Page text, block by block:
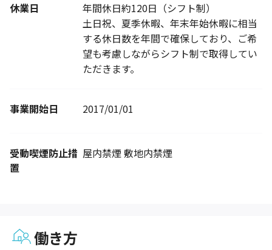
休業日
年間休日約120日（シフト制）
土日祝、夏季休暇、年末年始休暇に相当
する休日数を年間で確保しており、ご希
望も考慮しながらシフト制で取得してい
ただきます。
事業開始日 2017/01/01
受動喫煙防止措
置
屋内禁煙 敷地内禁煙
働き方